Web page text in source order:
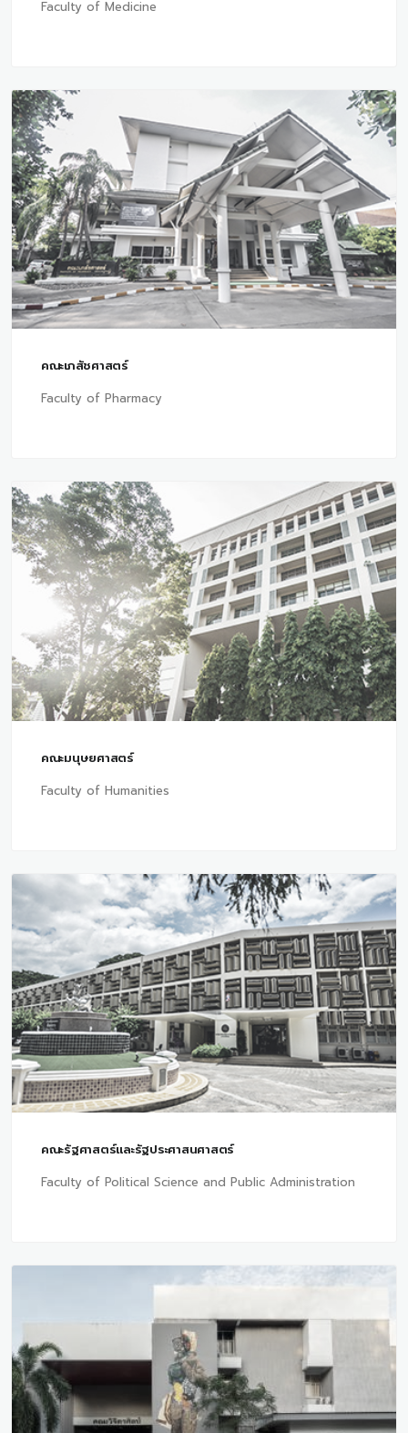
Faculty of Medicine
คณะเภสัชศาสตร์
Faculty of Pharmacy
คณะมนุษยศาสตร์
Faculty of Humanities
คณะรัฐศาสตร์และรัฐประศาสนศาสตร์
Faculty of Political Science and Public Administration